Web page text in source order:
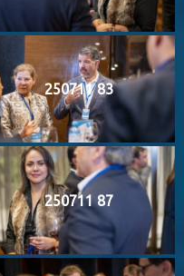
250711 83
250711 87